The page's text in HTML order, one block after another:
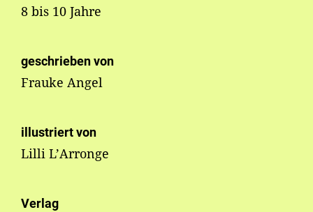
8 bis 10 Jahre
geschrieben von
Frauke Angel
illustriert von
Lilli L’Arronge
Verlag